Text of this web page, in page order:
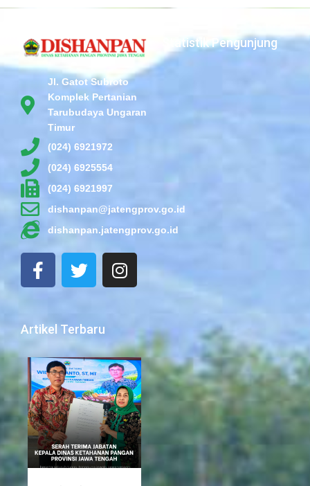
Jl. Gatot Subroto
Komplek Pertanian
Tarubudaya Ungaran
Timur
(024) 6921972
(024) 6925554
(024) 6921997
dishanpan@jatengprov.go.id
dishanpan.jatengprov.go.id
F
a
b
o
k
-
f
T
w
t
r
I
n
g
r
a
m
Statistik Pengunjung
Artikel Terbaru